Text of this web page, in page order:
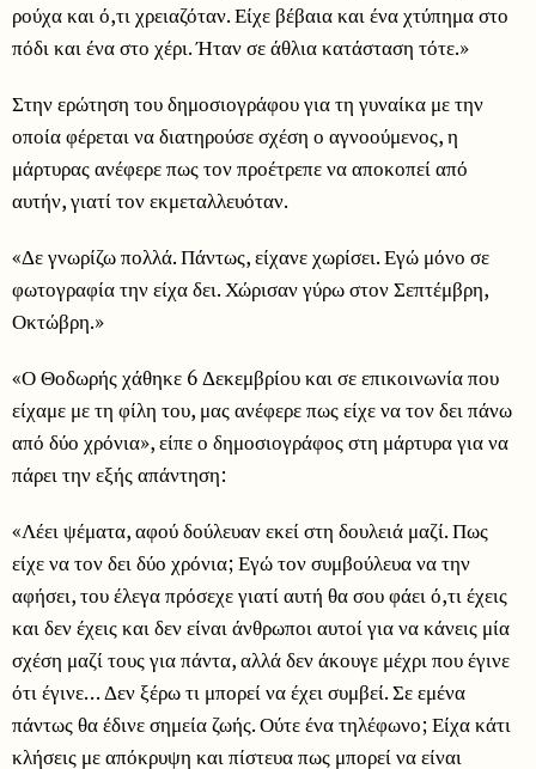
ρούχα και ό,τι χρειαζόταν. Είχε βέβαια και ένα χτύπημα στο
πόδι και ένα στο χέρι. Ήταν σε άθλια κατάσταση τότε.»
Στην ερώτηση του δημοσιογράφου για τη γυναίκα με την
οποία φέρεται να διατηρούσε σχέση ο αγνοούμενος, η
μάρτυρας ανέφερε πως τον προέτρεπε να αποκοπεί από
αυτήν, γιατί τον εκμεταλλευόταν.
«Δε γνωρίζω πολλά. Πάντως, είχανε χωρίσει. Εγώ μόνο σε
φωτογραφία την είχα δει. Χώρισαν γύρω στον Σεπτέμβρη,
Οκτώβρη.»
«Ο Θοδωρής χάθηκε 6 Δεκεμβρίου και σε επικοινωνία που
είχαμε με τη φίλη του, μας ανέφερε πως είχε να τον δει πάνω
από δύο χρόνια», είπε ο δημοσιογράφος στη μάρτυρα για να
πάρει την εξής απάντηση:
«Λέει ψέματα, αφού δούλευαν εκεί στη δουλειά μαζί. Πως
είχε να τον δει δύο χρόνια; Εγώ τον συμβούλευα να την
αφήσει, του έλεγα πρόσεχε γιατί αυτή θα σου φάει ό,τι έχεις
και δεν έχεις και δεν είναι άνθρωποι αυτοί για να κάνεις μία
σχέση μαζί τους για πάντα, αλλά δεν άκουγε μέχρι που έγινε
ότι έγινε… Δεν ξέρω τι μπορεί να έχει συμβεί. Σε εμένα
πάντως θα έδινε σημεία ζωής. Ούτε ένα τηλέφωνο; Είχα κάτι
κλήσεις με απόκρυψη και πίστευα πως μπορεί να είναι